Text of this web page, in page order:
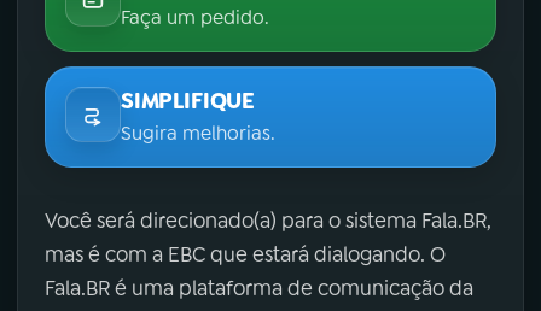
Faça um pedido.
SIMPLIFIQUE
Sugira melhorias.
Você será direcionado(a) para o sistema Fala.BR,
mas é com a EBC que estará dialogando. O
Fala.BR é uma plataforma de comunicação da